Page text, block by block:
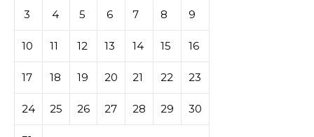
3 4 5 6 7 8 9
10 11 12 13 14 15 16
17 18 19 20 21 22 23
24 25 26 27 28 29 30